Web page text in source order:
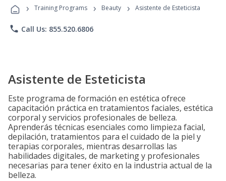
Programs
› Training Programs › Beauty › Asistente de Esteticista
phone Call Us: 855.520.6806
Asistente de Esteticista
Este programa de formación en estética ofrece
capacitación práctica en tratamientos faciales, estética
corporal y servicios profesionales de belleza.
Aprenderás técnicas esenciales como limpieza facial,
depilación, tratamientos para el cuidado de la piel y
terapias corporales, mientras desarrollas las
habilidades digitales, de marketing y profesionales
necesarias para tener éxito en la industria actual de la
belleza.